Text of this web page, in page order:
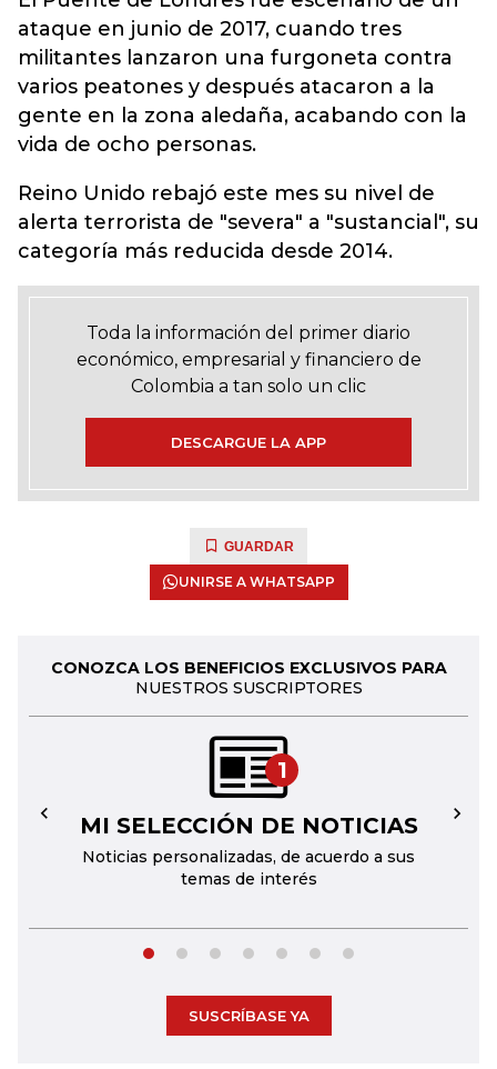
ataque en junio de 2017, cuando tres
militantes lanzaron una furgoneta contra
varios peatones y después atacaron a la
gente en la zona aledaña, acabando con la
vida de ocho personas.
Reino Unido rebajó este mes su nivel de
alerta terrorista de "severa" a "sustancial", su
categoría más reducida desde 2014.
Toda la información del primer diario
económico, empresarial y financiero de
Colombia a tan solo un clic
DESCARGUE LA APP
GUARDAR
UNIRSE A WHATSAPP
CONOZCA LOS BENEFICIOS EXCLUSIVOS PARA
NUESTROS SUSCRIPTORES
1
MI SELECCIÓN DE NOTICIAS
Noticias personalizadas, de acuerdo a sus
temas de interés
← →
SUSCRÍBASE YA